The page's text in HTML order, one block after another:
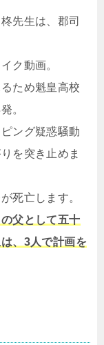
先生は、郡司
ク動画。
ため魁皇高校
。
ング疑惑騒動
を突き止めま
死亡します。
父として五十
、3人で計画を